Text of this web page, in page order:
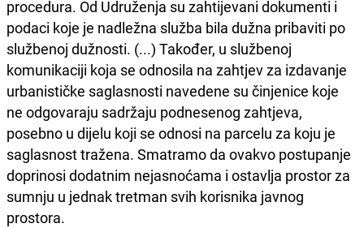
procedura. Od Udruženja su zahtijevani dokumenti i
podaci koje je nadležna služba bila dužna pribaviti po
službenoj dužnosti. (...) Također, u službenoj
komunikaciji koja se odnosila na zahtjev za izdavanje
urbanističke saglasnosti navedene su činjenice koje
ne odgovaraju sadržaju podnesenog zahtjeva,
posebno u dijelu koji se odnosi na parcelu za koju je
saglasnost tražena. Smatramo da ovakvo postupanje
doprinosi dodatnim nejasnoćama i ostavlja prostor za
sumnju u jednak tretman svih korisnika javnog
prostora.